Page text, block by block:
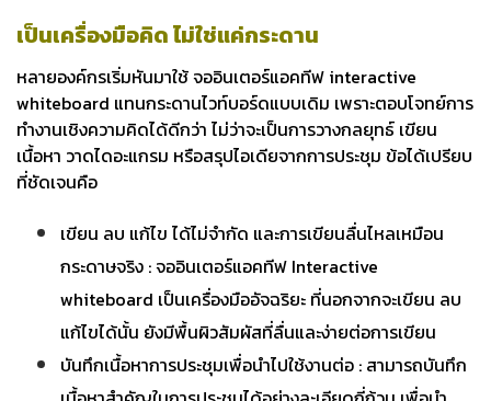
เป็นเครื่องมือคิด ไม่ใช่แค่กระดาน
หลายองค์กรเริ่มหันมาใช้ จออินเตอร์แอคทีฟ interactive
whiteboard แทนกระดานไวท์บอร์ดแบบเดิม เพราะตอบโจทย์การ
ทำงานเชิงความคิดได้ดีกว่า ไม่ว่าจะเป็นการวางกลยุทธ์ เขียน
เนื้อหา วาดไดอะแกรม หรือสรุปไอเดียจากการประชุม ข้อได้เปรียบ
ที่ชัดเจนคือ
เขียน ลบ แก้ไข ได้ไม่จำกัด และการเขียนลื่นไหลเหมือน
กระดาษจริง : จออินเตอร์แอคทีฟ Interactive
whiteboard เป็นเครื่องมืออัจฉริยะ ที่นอกจากจะเขียน ลบ
แก้ไขได้นั้น ยังมีพื้นผิวสัมผัสที่ลื่นและง่ายต่อการเขียน
บันทึกเนื้อหาการประชุมเพื่อนำไปใช้งานต่อ : สามารถบันทึก